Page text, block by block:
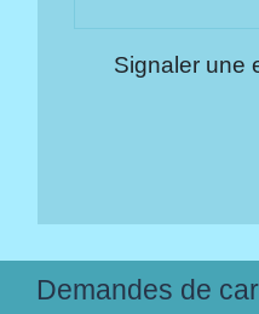
Signaler une
Demandes de